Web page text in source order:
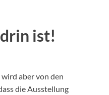
ist!
aber von den
die Ausstellung